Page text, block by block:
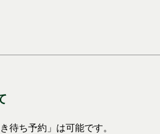
待ち予約」は可能です。